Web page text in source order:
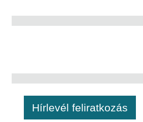
Hírlevél feliratkozás